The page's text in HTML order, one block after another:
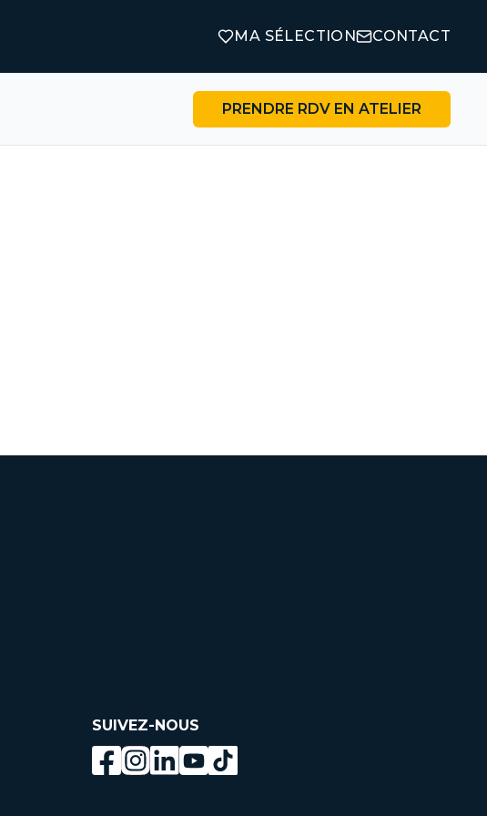
MA SÉLECTION CONTACT
PRENDRE RDV EN ATELIER
SUIVEZ-NOUS